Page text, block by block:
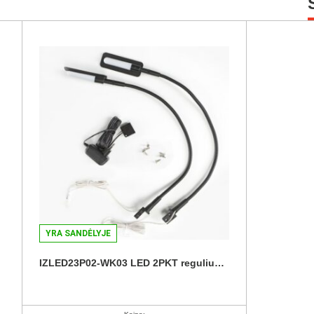
YRA SANDĖLYJE
IZLED23P02-WK03 LED 2PKT reguliuojamas lovos apšvietimas (juodas) (2 vnt.)